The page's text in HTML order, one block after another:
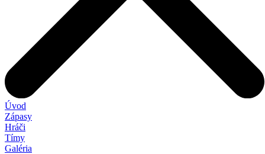
Úvod
Zápasy
Hráči
Tímy
Galéria